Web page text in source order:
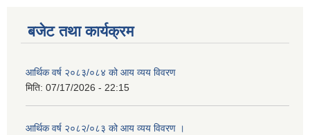
बजेट तथा कार्यक्रम
आर्थिक वर्ष २०८३/०८४ को आय व्यय विवरण
मिति: 07/17/2026 - 22:15
आर्थिक वर्ष २०८२/०८३ को आय व्यय विवरण ।